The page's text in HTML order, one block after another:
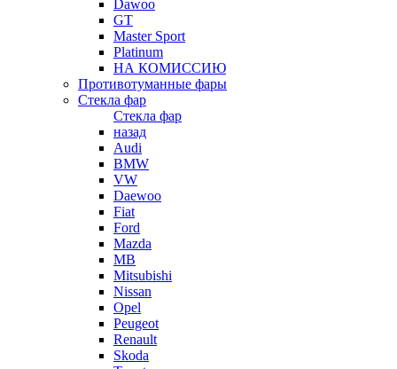
Dawoo
GT
Master Sport
Platinum
НА КОМИССИЮ
Противотуманные фары
Стекла фар
Стекла фар
назад
Audi
BMW
VW
Daewoo
Fiat
Ford
Mazda
MB
Mitsubishi
Nissan
Opel
Peugeot
Renault
Skoda